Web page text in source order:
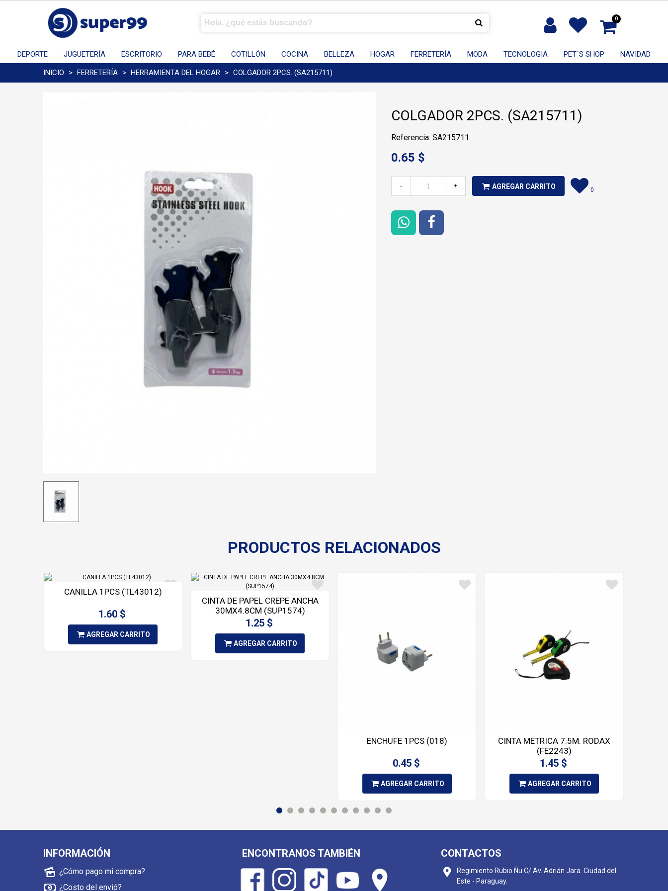
0
DEPORTE JUGUETERÍA ESCRITORIO PARA BEBÉ COTILLÓN COCINA BELLEZA HOGAR FERRETERÍA MODA TECNOLOGIA PET´S SHOP NAVIDAD
INICIO > FERRETERÍA > HERRAMIENTA DEL HOGAR > COLGADOR 2PCS. (SA215711)
COLGADOR 2PCS. (SA215711)
Referencia: SA215711
0.65 $
- + AGREGAR CARRITO 0
PRODUCTOS RELACIONADOS
CANILLA 1PCS (TL43012)
1.60 $
AGREGAR CARRITO
CINTA DE PAPEL CREPE ANCHA
30MX4.8CM (SUP1574)
1.25 $
AGREGAR CARRITO
ENCHUFE 1PCS (018)
0.45 $
AGREGAR CARRITO
CINTA METRICA 7.5M. RODAX
(FE2243)
1.45 $
AGREGAR CARRITO
INFORMACIÓN
¿Cómo pago mi compra?
¿Costo del envió?
ENCONTRANOS TAMBIÉN CONTACTOS
Regimiento Rubio Ñu C/ Av. Adrián Jara. Ciudad del
Este - Paraguay.